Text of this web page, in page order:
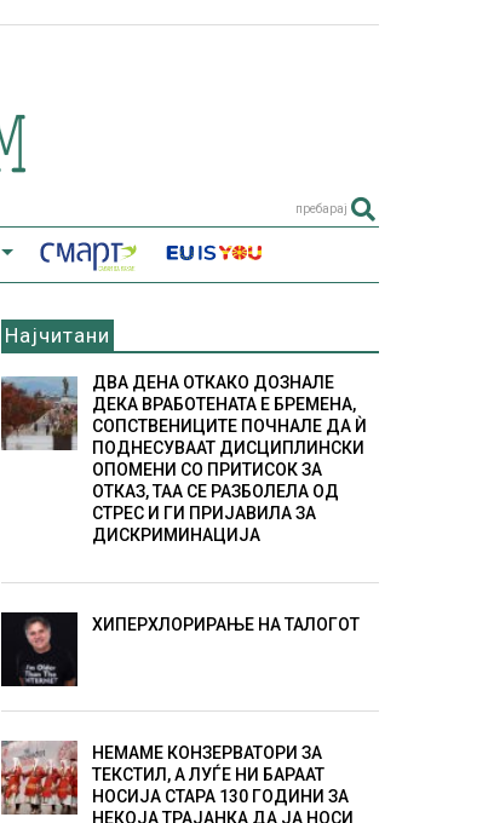
пребарај
Најчитани
ДВА ДЕНА ОТКАКО ДОЗНАЛЕ
ДЕКА ВРАБОТЕНАТА Е БРЕМЕНА,
СОПСТВЕНИЦИТЕ ПОЧНАЛЕ ДА Ѝ
ПОДНЕСУВААТ ДИСЦИПЛИНСКИ
ОПОМЕНИ СО ПРИТИСОК ЗА
ОТКАЗ, ТАА СЕ РАЗБОЛЕЛА ОД
СТРЕС И ГИ ПРИЈАВИЛА ЗА
ДИСКРИМИНАЦИЈА
ХИПЕРХЛОРИРАЊЕ НА ТАЛОГОТ
НЕМАМЕ КОНЗЕРВАТОРИ ЗА
ТЕКСТИЛ, А ЛУЃЕ НИ БАРААТ
НОСИЈА СТАРА 130 ГОДИНИ ЗА
НЕКОЈА ТРАЈАНКА ДА ЈА НОСИ